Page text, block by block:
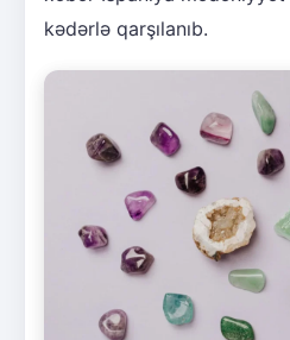
kədərlə qarşılanıb.